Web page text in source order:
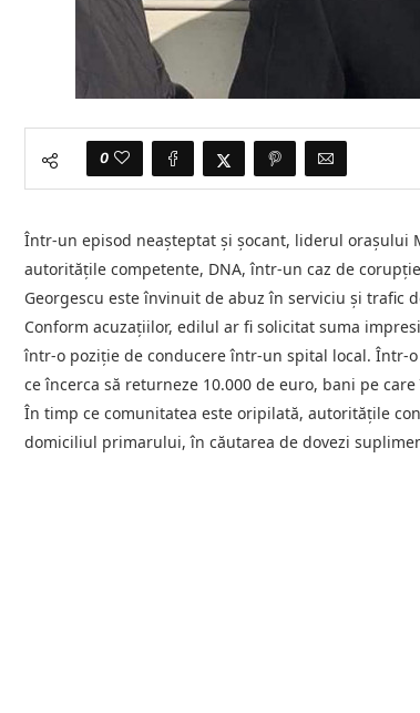
0
Într-un episod neașteptat și șocant, liderul orașului
autoritățile competente, DNA, într-un caz de
Georgescu este învinuit de abuz în serviciu și trafic
Conform acuzațiilor, edilul ar fi solicitat suma
într-o poziție de conducere într-un spital local. Într-
ce încerca să returneze 10.000 de euro, bani pe
În timp ce comunitatea este oripilată, autoritățile
domiciliul primarului, în căutarea de dovezi